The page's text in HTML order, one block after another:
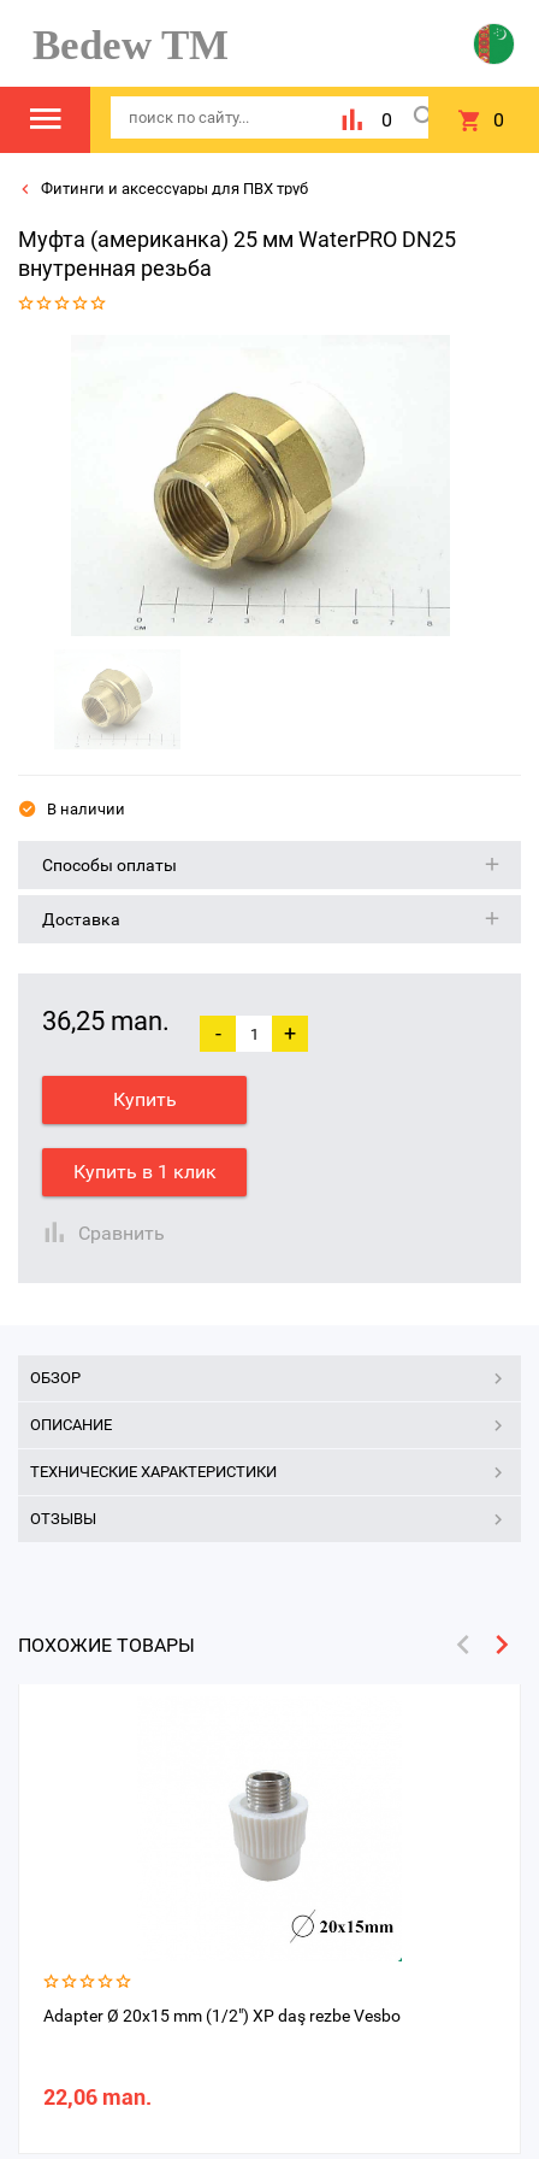
Bedew TM
0 0
Фитинги и аксессуары для ПВХ труб
Муфта (американка) 25 мм WaterPRO DN25
внутренная резьба
В наличии
Способы оплаты
Доставка
36,25 man. - +
Купить
Купить в 1 клик
Сравнить
ОБЗОР
ОПИСАНИЕ
ТЕХНИЧЕСКИЕ ХАРАКТЕРИСТИКИ
ОТЗЫВЫ
ПОХОЖИЕ ТОВАРЫ
Adapter Ø 20x15 mm (1/2") XP daş rezbe Vesbo
22,06 man.